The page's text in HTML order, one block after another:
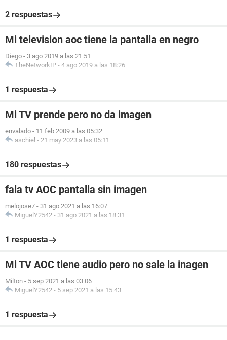
2 respuestas
Mi television aoc tiene la pantalla en negro
Diego - 3 ago 2019 a las 21:51
TheNetworkIP - 4 ago 2019 a las 18:26
1 respuesta
Mi TV prende pero no da imagen
envalado - 11 feb 2009 a las 05:32
aschiel - 21 may 2023 a las 05:11
180 respuestas
fala tv AOC pantalla sin imagen
melojose7 - 31 ago 2021 a las 16:07
MiguelY2542 - 31 ago 2021 a las 18:31
1 respuesta
Mi TV AOC tiene audio pero no sale la inagen
Milton - 5 sep 2021 a las 03:06
MiguelY2542 - 5 sep 2021 a las 15:43
1 respuesta